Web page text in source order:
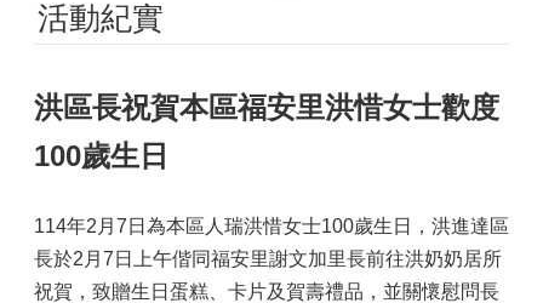
活動紀實
洪區長祝賀本區福安里洪惜女士歡度
100歲生日
114年2月7日為本區人瑞洪惜女士100歲生日，洪進達區
長於2月7日上午偕同福安里謝文加里長前往洪奶奶居所
祝賀，致贈生日蛋糕、卡片及賀壽禮品，並關懷慰問長